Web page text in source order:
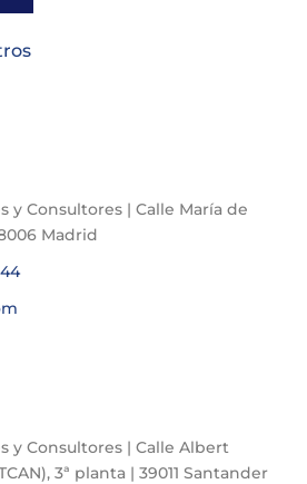
y Consultores | Calle María de
Madrid
y Consultores | Calle Albert
3ª planta | 39011 Santander